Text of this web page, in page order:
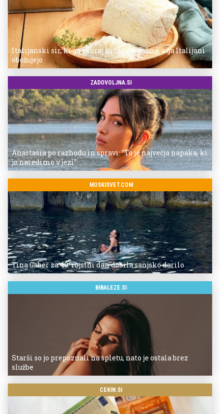
Italijanski sir, ki ga skoraj nihče ne pozna, a ga Italijani
obožujejo
ZADOVOLJNA.SI
Anastasia po razhodu in spravi: "To je največja napaka, ki
jo naredimo v jezi"
MOSKISVET.COM
Tina Gaber za 40. rojstni dan dobila sanjsko darilo
BIBALEZE.SI
Starši so jo prepoznali na spletu, nato je ostala brez
službe
CEKIN.SI